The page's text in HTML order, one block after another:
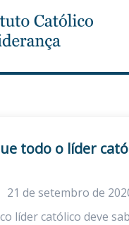
todo o líder
21 de setembro de
líder católico deve